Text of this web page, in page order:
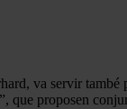
va servir
que proposen